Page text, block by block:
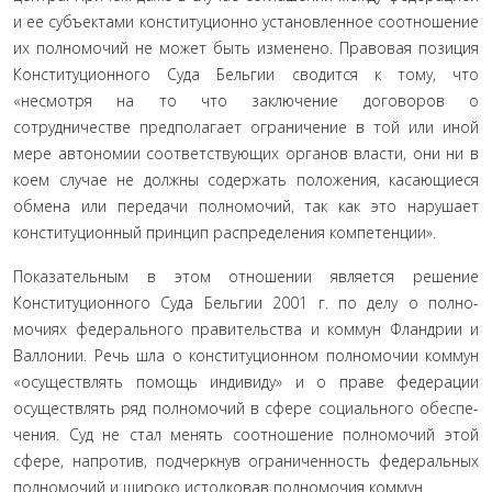
и ее субъектами конституционно установленное соотношение
их полномочий не может быть изменено. Правовая позиция
Конституционного Суда Бельгии сводит­ся к тому, что
«несмотря на то что заключение договоров о
сотрудничестве предполагает ограничение в той или иной
мере автономии соответствующих органов власти, они ни в
коем случае не должны содержать положения, касающие­ся
обмена или передачи полномочий, так как это нарушает
конституционный принцип распределения компетенции».
Показательным в этом отношении является решение
Конституционного Суда Бельгии 2001 г. по делу о полно­
мочиях федерального правительства и коммун Фландрии и
Валлонии. Речь шла о конституционном полномочии ком­мун
«осуществлять помощь индивиду» и о праве федерации
осуществлять ряд полномочий в сфере социального обеспе­
чения. Суд не стал менять соотношение полномочий этой
сфере, напротив, подчеркнув ограниченность федеральных
полномочий и широко истолковав полномочия коммун.